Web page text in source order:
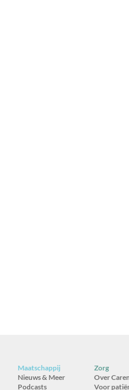
Maatschappij
Nieuws & Meer
Podcasts
Zorg
Over
Voor